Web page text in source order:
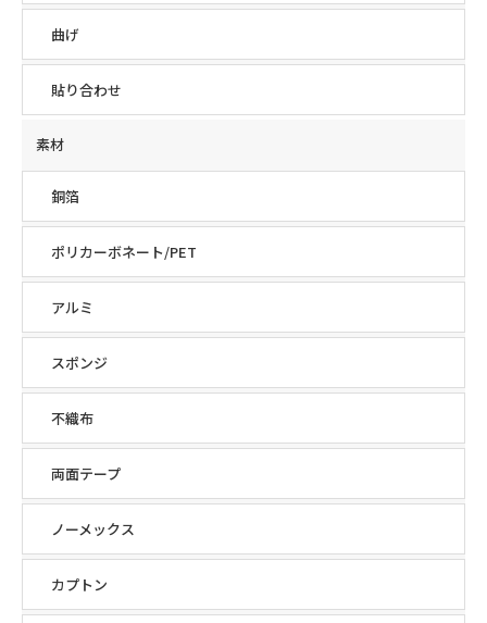
曲げ
貼り合わせ
素材
銅箔
ポリカーボネート/PET
アルミ
スポンジ
不織布
両面テープ
ノーメックス
カプトン